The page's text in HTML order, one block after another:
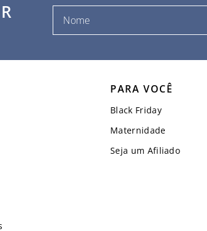
PARA VOCÊ
Black Friday
Maternidade
Seja um Afiliado